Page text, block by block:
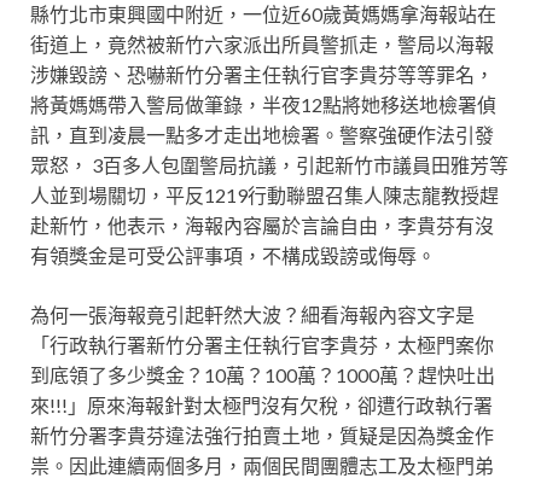
縣竹北市東興國中附近，一位近60歲黃媽媽拿海報站在
街道上，竟然被新竹六家派出所員警抓走，警局以海報
涉嫌毀謗、恐嚇新竹分署主任執行官李貴芬等等罪名，
將黃媽媽帶入警局做筆錄，半夜12點將她移送地檢署偵
訊，直到凌晨一點多才走出地檢署。警察強硬作法引發
眾怒， 3百多人包圍警局抗議，引起新竹市議員田雅芳等
人並到場關切，平反1219行動聯盟召集人陳志龍教授趕
赴新竹，他表示，海報內容屬於言論自由，李貴芬有沒
有領獎金是可受公評事項，不構成毀謗或侮辱。
為何一張海報竟引起軒然大波？細看海報內容文字是
「行政執行署新竹分署主任執行官李貴芬，太極門案你
到底領了多少獎金？10萬？100萬？1000萬？趕快吐出
來!!!」原來海報針對太極門沒有欠稅，卻遭行政執行署
新竹分署李貴芬違法強行拍賣土地，質疑是因為獎金作
祟。因此連續兩個多月，兩個民間團體志工及太極門弟